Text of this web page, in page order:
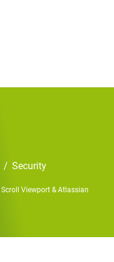
/ Security
Scroll Viewport &Atlassian